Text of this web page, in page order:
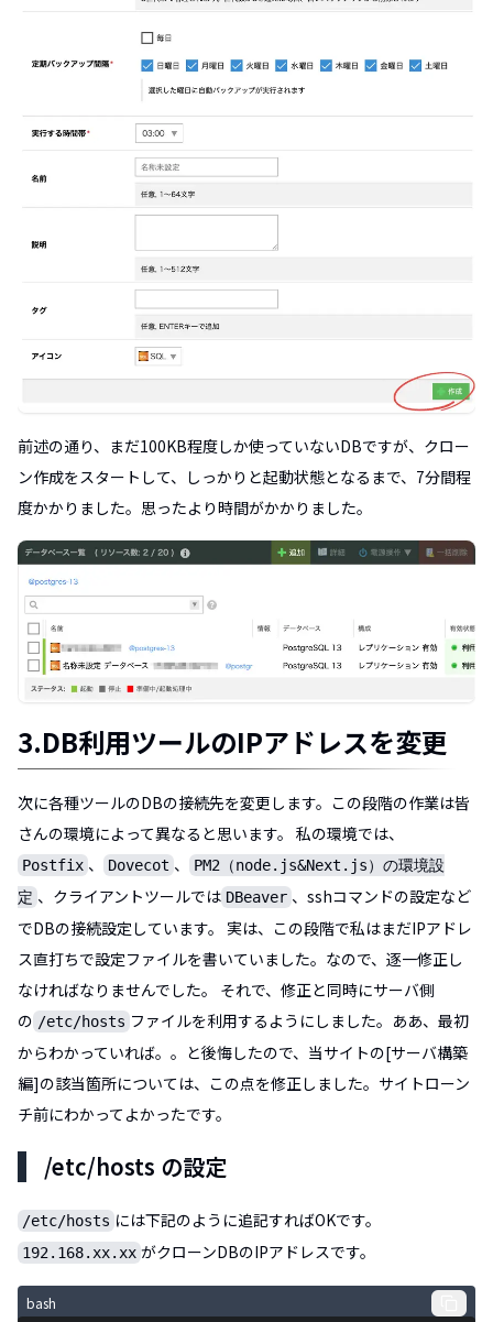
前述の通り、まだ100KB程度しか使っていないDBですが、クロー
ン作成をスタートして、しっかりと起動状態となるまで、7分間程
度かかりました。思ったより時間がかかりました。
3.DB利用ツールのIPアドレスを変更
次に各種ツールのDBの接続先を変更します。この段階の作業は皆
さんの環境によって異なると思います。 私の環境では、
Postfix 、 Dovecot 、
PM2（node.js&Next.js）の環境設
定 、クライアントツールでは DBeaver 、sshコマンドの設定など
でDBの接続設定しています。 実は、この段階で私はまだIPアドレ
ス直打ちで設定ファイルを書いていました。なので、逐一修正し
なければなりませんでした。 それで、修正と同時にサーバ側
の /etc/hosts ファイルを利用するようにしました。ああ、最初
からわかっていれば。。と後悔したので、当サイトの[サーバ構築
編]の該当箇所については、この点を修正しました。サイトローン
チ前にわかってよかったです。
/etc/hosts の設定
/etc/hosts には下記のように追記すればOKです。
192.168.xx.xx がクローンDBのIPアドレスです。
bash